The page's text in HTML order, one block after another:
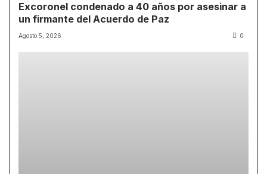
Excoronel condenado a 40 años por asesinar a
un firmante del Acuerdo de Paz
Agosto 5, 2026 0